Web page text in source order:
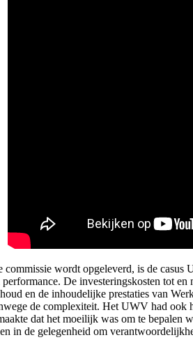
commissie wordt opgeleverd, is de
De investeringskosten tot
en de inhoudelijke prestaties van
de complexiteit. Het UWV had
dat het moeilijk was om te
in de gelegenheid om